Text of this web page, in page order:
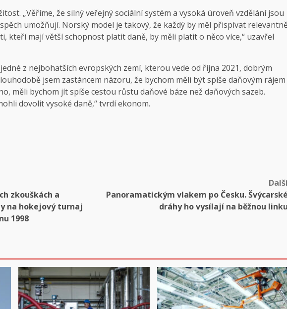
„Věříme, že silný veřejný sociální systém a vysoká úroveň vzdělání jsou
umožňují. Norský model je takový, že každý by měl přispívat
kteří mají větší schopnost platit daně, by měli platit o něco více,“ uzavřel
z nejbohatších evropských zemí, kterou vede od října 2021, dobrým
jsem zastáncem názoru, že bychom měli být spíše daňovým rájem
měli bychom jít spíše cestou růstu daňové báze než daňových sazeb.
dovolit vysoké daně,“ tvrdí ekonom.
zkouškách a
na hokejový turnaj
1998
Panoramatickým vlakem po Česku.
dráhy ho vysílají na běžnou